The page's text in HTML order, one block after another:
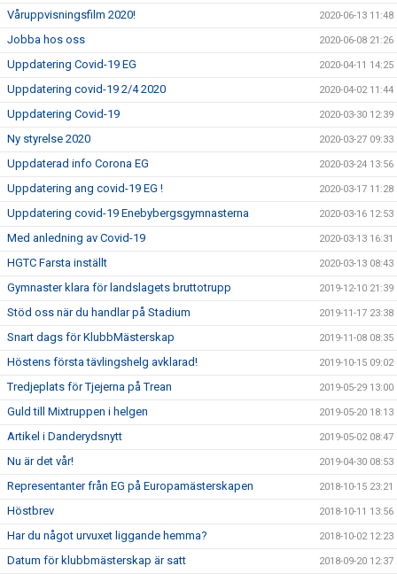
Våruppvisningsfilm 2020! 2020-06-13 11:48
Jobba hos oss 2020-06-08 21:26
Uppdatering Covid-19 EG 2020-04-11 14:25
Uppdatering covid-19 2/4 2020 2020-04-02 11:44
Uppdatering Covid-19 2020-03-30 12:39
Ny styrelse 2020 2020-03-27 09:33
Uppdaterad info Corona EG 2020-03-24 13:56
Uppdatering ang covid-19 EG ! 2020-03-17 11:28
Uppdatering covid-19 Enebybergsgymnasterna 2020-03-16 12:53
Med anledning av Covid-19 2020-03-13 16:31
HGTC Farsta inställt 2020-03-13 08:43
Gymnaster klara för landslagets bruttotrupp 2019-12-10 21:39
Stöd oss när du handlar på Stadium 2019-11-17 23:38
Snart dags för KlubbMästerskap 2019-11-08 08:35
Höstens första tävlingshelg avklarad! 2019-10-15 09:02
Tredjeplats för Tjejerna på Trean 2019-05-29 13:00
Guld till Mixtruppen i helgen 2019-05-20 18:13
Artikel i Danderydsnytt 2019-05-02 08:47
Nu är det vår! 2019-04-30 08:53
Representanter från EG på Europamästerskapen 2018-10-15 23:21
Höstbrev 2018-10-11 13:56
Har du något urvuxet liggande hemma? 2018-10-02 12:23
Datum för klubbmästerskap är satt 2018-09-20 12:37